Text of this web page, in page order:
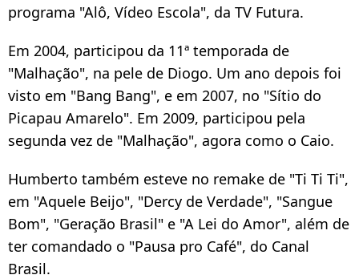
programa "Alô, Vídeo Escola", da TV Futura.
Em 2004, participou da 11ª temporada de
"Malhação", na pele de Diogo. Um ano depois foi
visto em "Bang Bang", e em 2007, no "Sítio do
Picapau Amarelo". Em 2009, participou pela
segunda vez de "Malhação", agora como o Caio.
Humberto também esteve no remake de "Ti Ti Ti",
em "Aquele Beijo", "Dercy de Verdade", "Sangue
Bom", "Geração Brasil" e "A Lei do Amor", além de
ter comandado o "Pausa pro Café", do Canal
Brasil.